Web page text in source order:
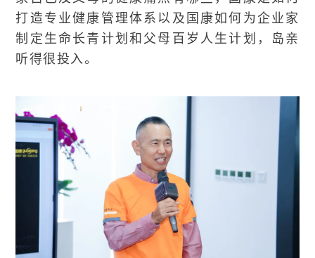
打造专业健康管理体系以及国康如何为企业家
制定生命长青计划和父母百岁人生计划，岛亲
听得很投入。